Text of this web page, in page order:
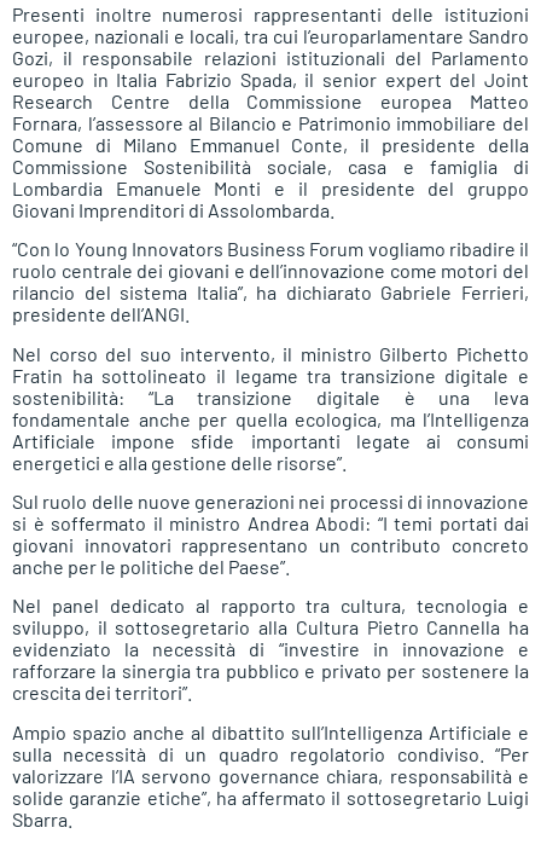
Presenti inoltre numerosi rappresentanti delle istituzioni
europee, nazionali e locali, tra cui l’europarlamentare Sandro
Gozi, il responsabile relazioni istituzionali del Parlamento
europeo in Italia Fabrizio Spada, il senior expert del Joint
Research Centre della Commissione europea Matteo
Fornara, l’assessore al Bilancio e Patrimonio immobiliare del
Comune di Milano Emmanuel Conte, il presidente della
Commissione Sostenibilità sociale, casa e famiglia di
Lombardia Emanuele Monti e il presidente del gruppo
Giovani Imprenditori di Assolombarda.
“Con lo Young Innovators Business Forum vogliamo ribadire il
ruolo centrale dei giovani e dell’innovazione come motori del
rilancio del sistema Italia”, ha dichiarato Gabriele Ferrieri,
presidente dell’ANGI.
Nel corso del suo intervento, il ministro Gilberto Pichetto
Fratin ha sottolineato il legame tra transizione digitale e
sostenibilità: “La transizione digitale è una leva
fondamentale anche per quella ecologica, ma l’Intelligenza
Artificiale impone sfide importanti legate ai consumi
energetici e alla gestione delle risorse”.
Sul ruolo delle nuove generazioni nei processi di innovazione
si è soffermato il ministro Andrea Abodi: “I temi portati dai
giovani innovatori rappresentano un contributo concreto
anche per le politiche del Paese”.
Nel panel dedicato al rapporto tra cultura, tecnologia e
sviluppo, il sottosegretario alla Cultura Pietro Cannella ha
evidenziato la necessità di “investire in innovazione e
rafforzare la sinergia tra pubblico e privato per sostenere la
crescita dei territori”.
Ampio spazio anche al dibattito sull’Intelligenza Artificiale e
sulla necessità di un quadro regolatorio condiviso. “Per
valorizzare l’IA servono governance chiara, responsabilità e
solide garanzie etiche”, ha affermato il sottosegretario Luigi
Sbarra.